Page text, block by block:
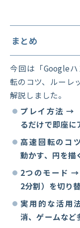
まとめ
今回は「Google
転のコツ、ルーレ
解説しました。
プレイ方法 →
るだけで即座に
高速回転のコ
動かす、円を描
2つのモード →
2分割）を切り
実用的な活用
消、ゲームなど